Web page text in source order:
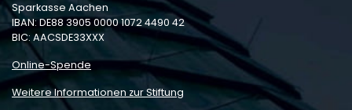
Sparkasse Aachen
IBAN: DE88 3905 0000 1072 4490 42
BIC: AACSDE33XXX
Online-Spende
Weitere Informationen zur Stiftung